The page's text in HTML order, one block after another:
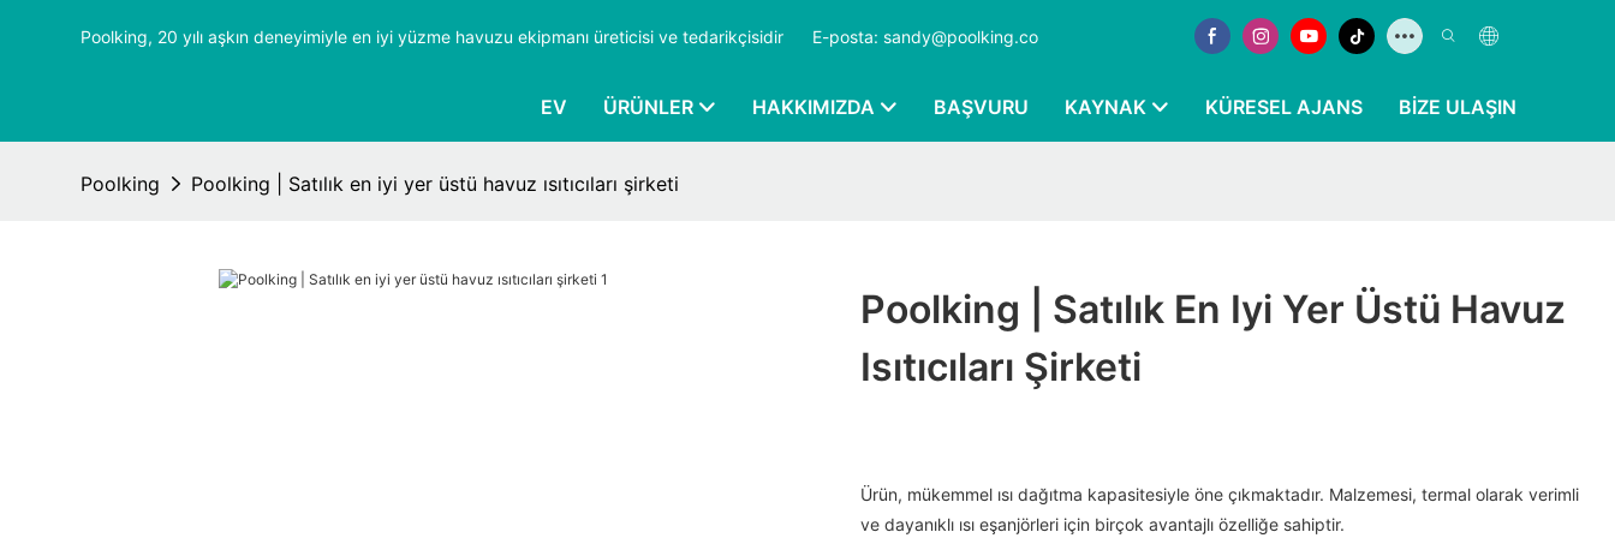
Poolking, 20 yılı aşkın deneyimiyle en iyi yüzme havuzu ekipmanı üreticisi ve tedarikçisidir E-posta: sandy@poolking.co
EV ÜRÜNLER HAKKIMIZDA BAŞVURU KAYNAK KÜRESEL AJANS BIZE ULAŞIN
Poolking Poolking | Satılık en iyi yer üstü havuz ısıtıcıları şirketi
Poolking | Satılık En Iyi Yer Üstü Havuz
Isıtıcıları Şirketi
Ürün, mükemmel ısı dağıtma kapasitesiyle öne çıkmaktadır. Malzemesi, termal olarak verimli
ve dayanıklı ısı eşanjörleri için birçok avantajlı özelliğe sahiptir.